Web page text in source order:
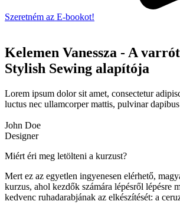
Szeretném az E-bookot!
Kelemen Vanessza - A
Stylish Sewing alapítója
Lorem ipsum dolor sit amet, consectetur
luctus nec ullamcorper mattis, pulvinar
John Doe
Designer
Miért éri meg letölteni a kurzust?
Mert ez az egyetlen ingyenesen elérhető,
kurzus, ahol kezdők számára lépésről lépésre
kedvenc ruhadarabjának az elkészítését: a